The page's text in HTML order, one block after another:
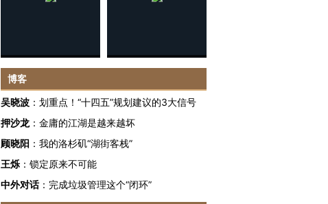
博客
吴晓波 ： 划重点！“十四五”规划建议的3大信号
押沙龙 ： 金庸的江湖是越来越坏
顾晓阳 ： 我的洛杉矶“湖街客栈”
王烁 ： 锁定原来不可能
中外对话： 完成垃圾管理这个“闭环”